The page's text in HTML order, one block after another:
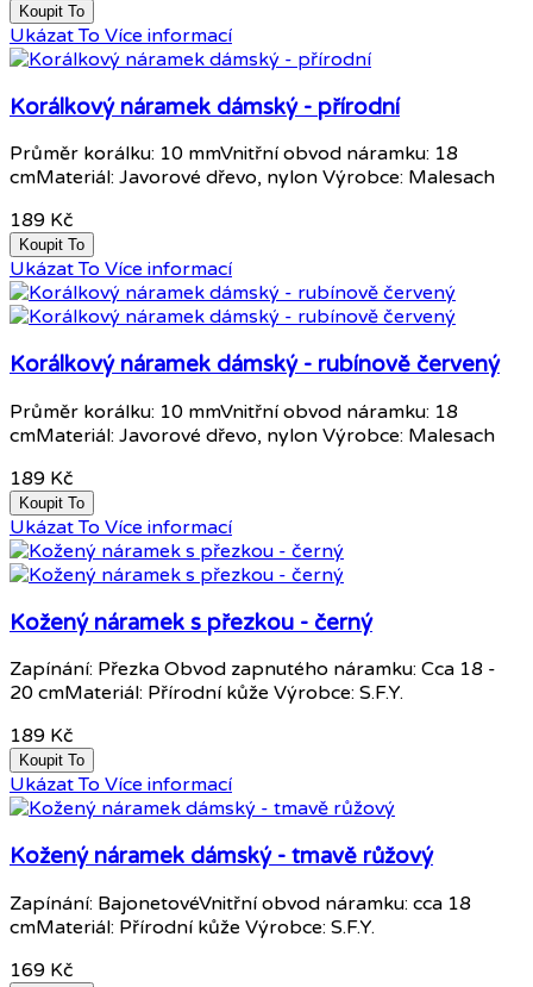
Koupit To
Ukázat To Více informací
Korálkový náramek dámský - přírodní
Průměr korálku: 10 mmVnitřní obvod náramku: 18
cmMateriál: Javorové dřevo, nylon Výrobce: Malesach
189 Kč
Koupit To
Ukázat To Více informací
Korálkový náramek dámský - rubínově červený
Průměr korálku: 10 mmVnitřní obvod náramku: 18
cmMateriál: Javorové dřevo, nylon Výrobce: Malesach
189 Kč
Koupit To
Ukázat To Více informací
Kožený náramek s přezkou - černý
Zapínání: Přezka Obvod zapnutého náramku: Cca 18 -
20 cmMateriál: Přírodní kůže Výrobce: S.F.Y.
189 Kč
Koupit To
Ukázat To Více informací
Kožený náramek dámský - tmavě růžový
Zapínání: BajonetovéVnitřní obvod náramku: cca 18
cmMateriál: Přírodní kůže Výrobce: S.F.Y.
169 Kč